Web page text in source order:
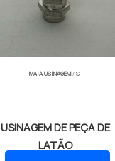
MAIA USINAGEM/ SP
USINAGEM DE PEÇA DE
LATÃO